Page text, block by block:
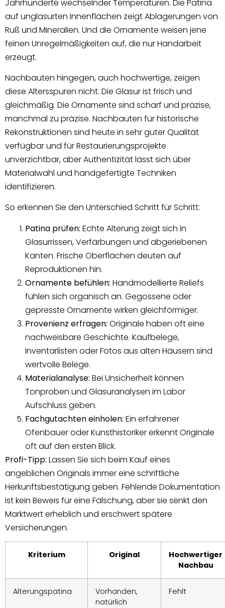
Jahrhunderte wechselnder Temperaturen. Die Patina
auf unglasurten Innenflächen zeigt Ablagerungen von
Ruß und Mineralien. Und die Ornamente weisen jene
feinen Unregelmäßigkeiten auf, die nur Handarbeit
erzeugt.
Nachbauten hingegen, auch hochwertige, zeigen
diese Altersspuren nicht. Die Glasur ist frisch und
gleichmäßig. Die Ornamente sind scharf und präzise,
manchmal zu präzise. Nachbauten für historische
Rekonstruktionen sind heute in sehr guter Qualität
verfügbar und für Restaurierungsprojekte
unverzichtbar, aber Authentizität lässt sich über
Materialwahl und handgefertigte Techniken
identifizieren.
So erkennen Sie den Unterschied Schritt für Schritt:
Patina prüfen: Echte Alterung zeigt sich in
Glasurrissen, Verfärbungen und abgeriebenen
Kanten. Frische Oberflächen deuten auf
Reproduktionen hin.
Ornamente befühlen: Handmodellierte Reliefs
fühlen sich organisch an. Gegossene oder
gepresste Ornamente wirken gleichförmiger.
Provenienz erfragen: Originale haben oft eine
nachweisbare Geschichte. Kaufbelege,
Inventarlisten oder Fotos aus alten Häusern sind
wertvolle Belege.
Materialanalyse: Bei Unsicherheit können
Tonproben und Glasuranalysen im Labor
Aufschluss geben.
Fachgutachten einholen: Ein erfahrener
Ofenbauer oder Kunsthistoriker erkennt Originale
oft auf den ersten Blick.
Profi-Tipp: Lassen Sie sich beim Kauf eines
angeblichen Originals immer eine schriftliche
Herkunftsbestätigung geben. Fehlende Dokumentation
ist kein Beweis für eine Fälschung, aber sie senkt den
Marktwert erheblich und erschwert spätere
Versicherungen.
Kriterium Original
Hochwertiger
Nachbau
Alterungspatina
Vorhanden,
natürlich
Fehlt